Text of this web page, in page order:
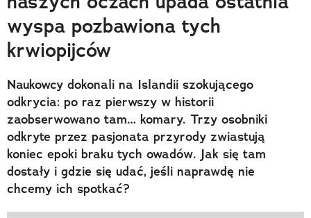
Polecane
wyspa pozbawiona tych
krwiopijców
Naukowcy dokonali na Islandii szokującego
odkrycia: po raz pierwszy w historii
zaobserwowano tam… komary. Trzy osobniki
odkryte przez pasjonata przyrody zwiastują
koniec epoki braku tych owadów. Jak się tam
dostały i gdzie się udać, jeśli naprawdę nie
chcemy ich spotkać?